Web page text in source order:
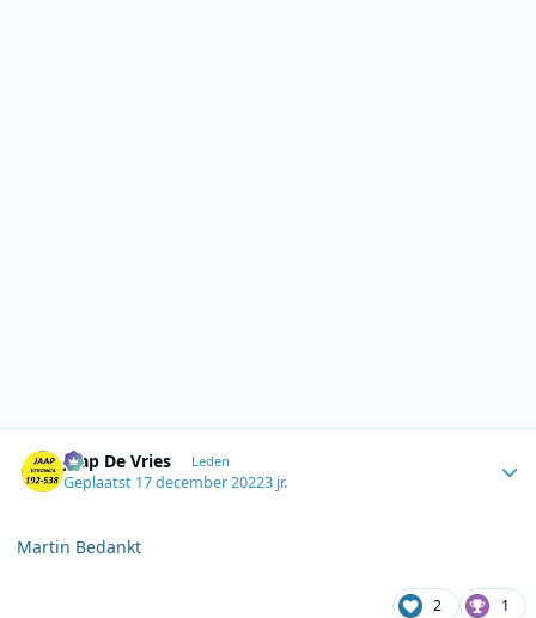
Jaap De Vries Leden
Geplaatst 17 december 20223 jr.
Martin Bedankt
2 1